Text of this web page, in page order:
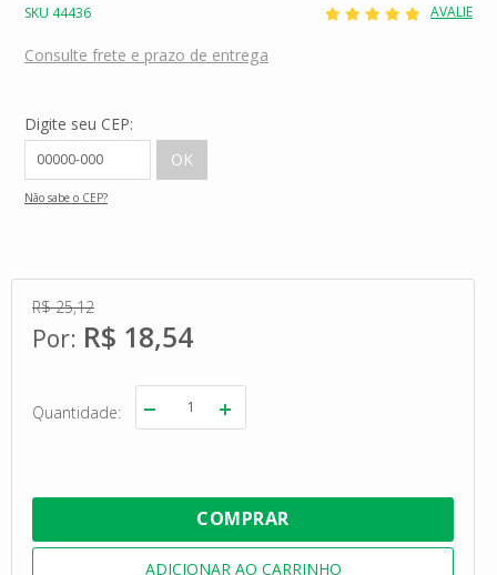
SKU 44436 AVALIE
Consulte frete e prazo de entrega
Digite seu CEP:
Não sabe o CEP?
R$ 25,12
R$ 18,54
Quantidade